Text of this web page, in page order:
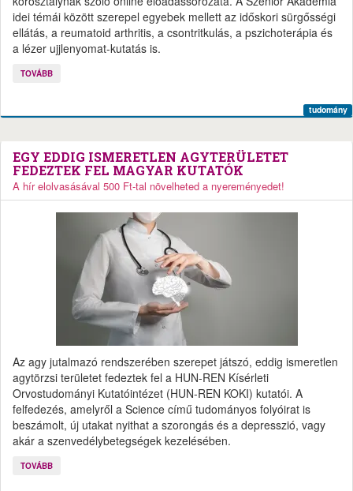
idei témái között szerepel egyebek mellett az időskori sürgősségi
ellátás, a reumatoid arthritis, a csontritkulás, a pszichoterápia és
a lézer ujjlenyomat-kutatás is.
TOVÁBB
tudomány
EGY EDDIG ISMERETLEN AGYTERÜLETET
FEDEZTEK FEL MAGYAR KUTATÓK
A hír elolvasásával 500 Ft-tal növelheted a nyereményedet!
Az agy jutalmazó rendszerében szerepet játszó, eddig ismeretlen
agytörzsi területet fedeztek fel a HUN-REN Kísérleti
Orvostudományi Kutatóintézet (HUN-REN KOKI) kutatói. A
felfedezés, amelyről a Science című tudományos folyóirat is
beszámolt, új utakat nyithat a szorongás és a depresszió, vagy
akár a szenvedélybetegségek kezelésében.
TOVÁBB